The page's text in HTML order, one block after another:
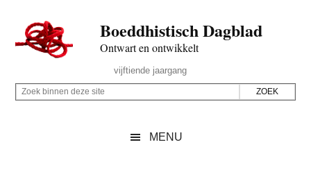
naar
de
inhoud
secondary
naar
de
sidebar
naar
de
Boeddhistisch Dagblad
Ontwart en ontwikkelt
Rechts
vijftiende jaargang
Z
Z
MENU